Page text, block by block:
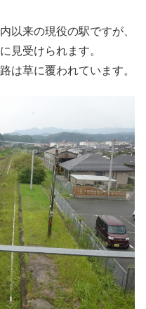
以来の現役の駅ですが、
見受けられます。
は草に覆われています。